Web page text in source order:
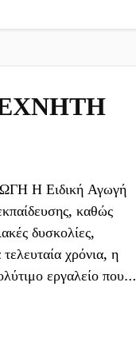
Η Ειδική Αγωγή
καθώς
δυσκολίες,
χρόνια, η
εργαλείο που…